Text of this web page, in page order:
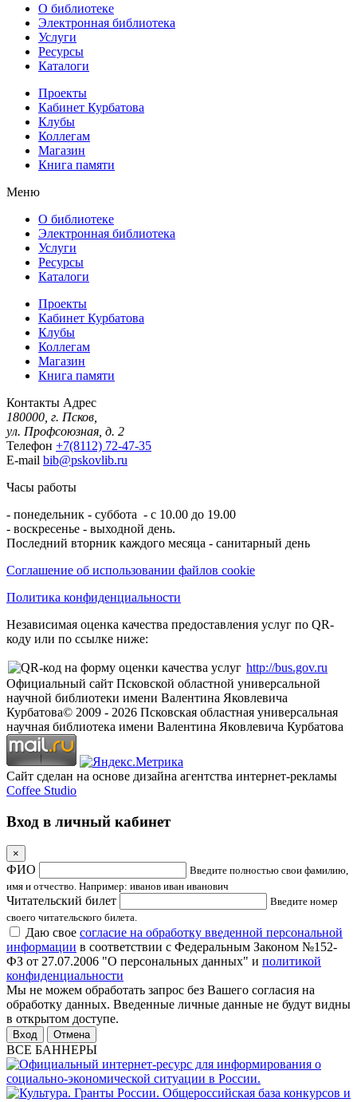
О библиотеке
Электронная библиотека
Услуги
Ресурсы
Каталоги
Проекты
Кабинет Курбатова
Клубы
Коллегам
Магазин
Книга памяти
Меню
О библиотеке
Электронная библиотека
Услуги
Ресурсы
Каталоги
Проекты
Кабинет Курбатова
Клубы
Коллегам
Магазин
Книга памяти
Контакты Адрес
180000, г. Псков,
ул. Профсоюзная, д. 2
Телефон +7(8112) 72-47-35
E-mail bib@pskovlib.ru
Часы работы
- понедельник - суббота - с 10.00 до 19.00
- воскресенье - выходной день.
Последний вторник каждого месяца - санитарный день
Соглашение об использовании файлов cookie
Политика конфиденциальности
Независимая оценка качества предоставления услуг по QR-
коду или по ссылке ниже:
http://bus.gov.ru
Официальный сайт Псковской областной универсальной
научной библиотеки имени Валентина Яковлевича
Курбатова© 2009 - 2026 Псковская областная универсальная
научная библиотека имени Валентина Яковлевича Курбатова
Сайт сделан на основе дизайна агентства интернет-рекламы
Coffee Studio
Вход в личный кабинет
×
ФИО
Введите полностью свои фамилию,
имя и отчество. Например: иванов иван иванович
Читательский билет
Введите номер
своего читательского билета.
Даю свое согласие на обработку введенной персональной
информации в соответствии с Федеральным Законом №152-
ФЗ от 27.07.2006 "О персональных данных" и политикой
конфиденциальности
Мы не можем обработать запрос без Вашего согласия на
обработку данных. Введенные личные данные не будут видны
в открытом доступе.
Отмена
ВСЕ БАННЕРЫ